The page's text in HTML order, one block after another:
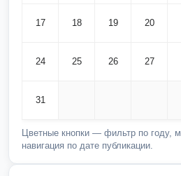
17 18 19 20
24 25 26 27
31
Цветные кнопки — фильтр по году,
навигация по дате публикации.